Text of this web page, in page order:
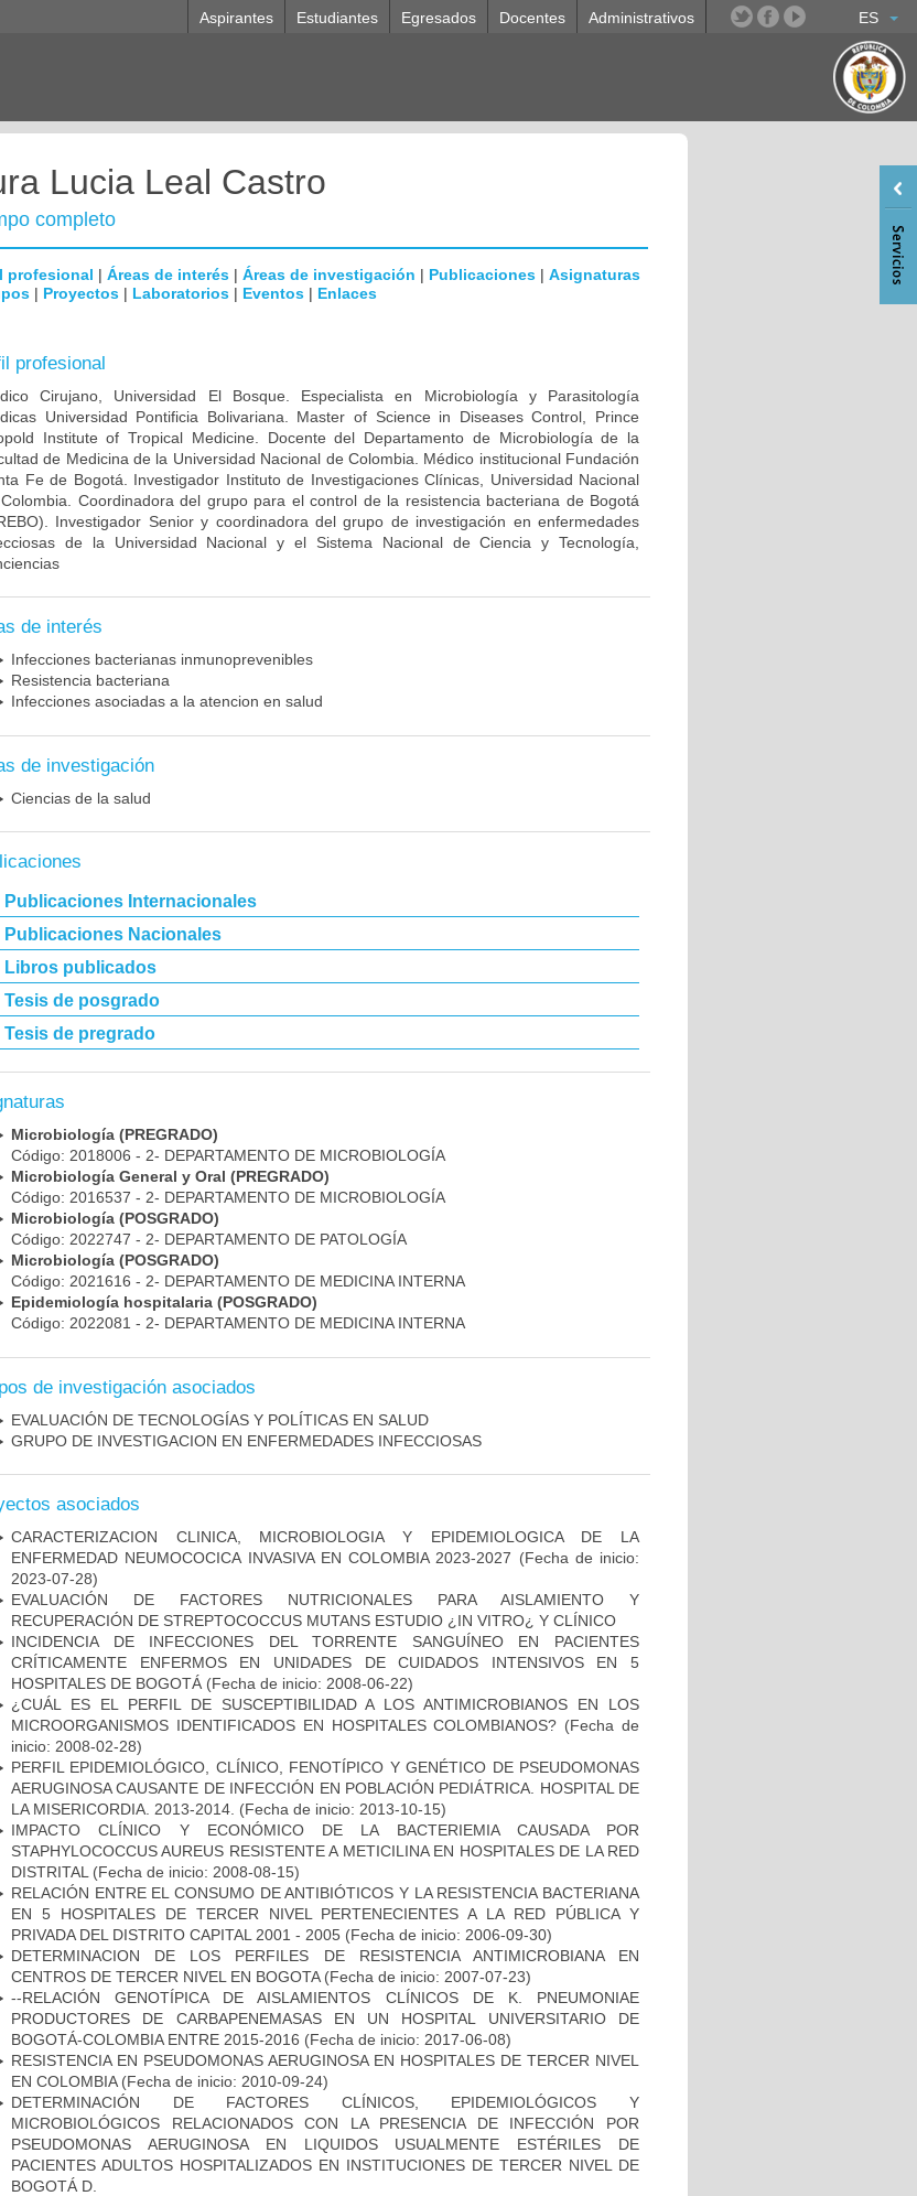
ES
Aspirantes Estudiantes Egresados Docentes Administrativos
Lucia Leal Castro
completo
profesional | Áreas de interés | Áreas de investigación | Publicaciones | Asignaturas
| Proyectos | Laboratorios | Eventos | Enlaces
profesional
Cirujano, Universidad El Bosque. Especialista en Microbiología y Parasitología
Universidad Pontificia Bolivariana. Master of Science in Diseases Control, Prince
Institute of Tropical Medicine. Docente del Departamento de Microbiología de la
de Medicina de la Universidad Nacional de Colombia. Médico institucional Fundación
Fe de Bogotá. Investigador Instituto de Investigaciones Clínicas, Universidad Nacional
Coordinadora del grupo para el control de la resistencia bacteriana de Bogotá
Investigador Senior y coordinadora del grupo de investigación en enfermedades
de la Universidad Nacional y el Sistema Nacional de Ciencia y Tecnología,
de interés
Infecciones bacterianas inmunoprevenibles
Resistencia bacteriana
Infecciones asociadas a la atencion en salud
de investigación
Ciencias de la salud
Publicaciones Internacionales
Publicaciones Nacionales
Libros publicados
Tesis de posgrado
Tesis de pregrado
Microbiología (PREGRADO)
Código: 2018006 - 2- DEPARTAMENTO DE MICROBIOLOGÍA
Microbiología General y Oral (PREGRADO)
Código: 2016537 - 2- DEPARTAMENTO DE MICROBIOLOGÍA
Microbiología (POSGRADO)
Código: 2022747 - 2- DEPARTAMENTO DE PATOLOGÍA
Microbiología (POSGRADO)
Código: 2021616 - 2- DEPARTAMENTO DE MEDICINA INTERNA
Epidemiología hospitalaria (POSGRADO)
Código: 2022081 - 2- DEPARTAMENTO DE MEDICINA INTERNA
de investigación asociados
EVALUACIÓN DE TECNOLOGÍAS Y POLÍTICAS EN SALUD
GRUPO DE INVESTIGACION EN ENFERMEDADES INFECCIOSAS
asociados
CARACTERIZACION CLINICA, MICROBIOLOGIA Y EPIDEMIOLOGICA DE LA
ENFERMEDAD NEUMOCOCICA INVASIVA EN COLOMBIA 2023-2027 (Fecha de inicio:
2023-07-28)
EVALUACIÓN DE FACTORES NUTRICIONALES PARA AISLAMIENTO Y
RECUPERACIÓN DE STREPTOCOCCUS MUTANS ESTUDIO ¿IN VITRO¿ Y CLÍNICO
INCIDENCIA DE INFECCIONES DEL TORRENTE SANGUÍNEO EN PACIENTES
CRÍTICAMENTE ENFERMOS EN UNIDADES DE CUIDADOS INTENSIVOS EN 5
HOSPITALES DE BOGOTÁ (Fecha de inicio: 2008-06-22)
¿CUÁL ES EL PERFIL DE SUSCEPTIBILIDAD A LOS ANTIMICROBIANOS EN LOS
MICROORGANISMOS IDENTIFICADOS EN HOSPITALES COLOMBIANOS? (Fecha de
inicio: 2008-02-28)
PERFIL EPIDEMIOLÓGICO, CLÍNICO, FENOTÍPICO Y GENÉTICO DE PSEUDOMONAS
AERUGINOSA CAUSANTE DE INFECCIÓN EN POBLACIÓN PEDIÁTRICA. HOSPITAL DE
LA MISERICORDIA. 2013-2014. (Fecha de inicio: 2013-10-15)
IMPACTO CLÍNICO Y ECONÓMICO DE LA BACTERIEMIA CAUSADA POR
STAPHYLOCOCCUS AUREUS RESISTENTE A METICILINA EN HOSPITALES DE LA RED
DISTRITAL (Fecha de inicio: 2008-08-15)
RELACIÓN ENTRE EL CONSUMO DE ANTIBIÓTICOS Y LA RESISTENCIA BACTERIANA
EN 5 HOSPITALES DE TERCER NIVEL PERTENECIENTES A LA RED PÚBLICA Y
PRIVADA DEL DISTRITO CAPITAL 2001 - 2005 (Fecha de inicio: 2006-09-30)
DETERMINACION DE LOS PERFILES DE RESISTENCIA ANTIMICROBIANA EN
CENTROS DE TERCER NIVEL EN BOGOTA(Fecha de inicio: 2007-07-23)
--RELACIÓN GENOTÍPICA DE AISLAMIENTOS CLÍNICOS DE K. PNEUMONIAE
PRODUCTORES DE CARBAPENEMASAS EN UN HOSPITAL UNIVERSITARIO DE
BOGOTÁ-COLOMBIA ENTRE 2015-2016 (Fecha de inicio: 2017-06-08)
RESISTENCIA EN PSEUDOMONAS AERUGINOSA EN HOSPITALES DE TERCER NIVEL
EN COLOMBIA (Fecha de inicio: 2010-09-24)
DETERMINACIÓN DE FACTORES CLÍNICOS, EPIDEMIOLÓGICOS Y
MICROBIOLÓGICOS RELACIONADOS CON LA PRESENCIA DE INFECCIÓN POR
PSEUDOMONAS AERUGINOSA EN LIQUIDOS USUALMENTE ESTÉRILES DE
PACIENTES ADULTOS HOSPITALIZADOS EN INSTITUCIONES DE TERCER NIVEL DE
BOGOTÁ D.